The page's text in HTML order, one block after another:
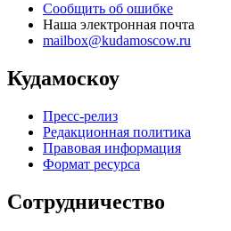
Сообщить об ошибке
Наша электронная почта
mailbox@kudamoscow.ru
Кудамоскоу
Пресс-релиз
Редакционная политика
Правовая информация
Формат ресурса
Сотрудничество